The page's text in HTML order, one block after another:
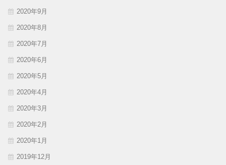
2020年9月
2020年8月
2020年7月
2020年6月
2020年5月
2020年4月
2020年3月
2020年2月
2020年1月
2019年12月